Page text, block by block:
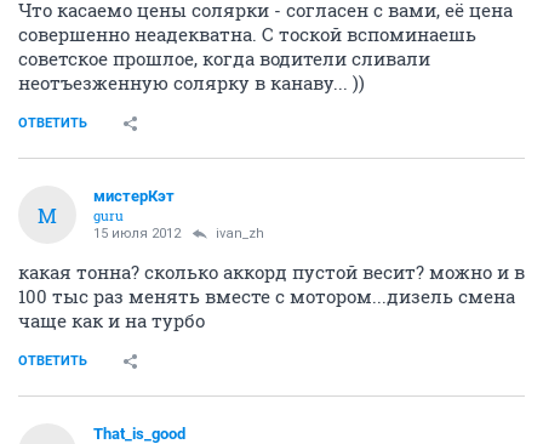
Что касаемо цены солярки - согласен с вами, её цена
совершенно неадекватна. С тоской вспоминаешь
советское прошлое, когда водители сливали
неотъезженную солярку в канаву... ))
ОТВЕТИТЬ
М
мистерКэт
guru
15 июля 2012 ivаn_zh
какая тонна? сколько аккорд пустой весит? можно и в
100 тыс раз менять вместе с мотором...дизель смена
чаще как и на турбо
ОТВЕТИТЬ
That_is_good